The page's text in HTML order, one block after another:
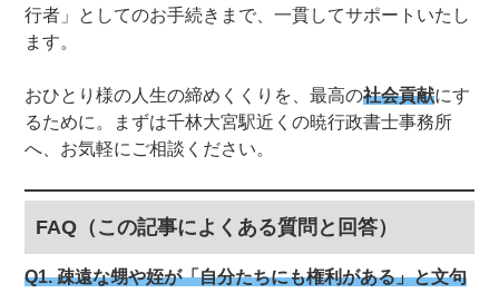
行者」としてのお手続きまで、一貫してサポートいたし
ます。
おひとり様の人生の締めくくりを、最高の社会貢献にす
るために。まずは千林大宮駅近くの暁行政書士事務所
へ、お気軽にご相談ください。
FAQ（この記事によくある質問と回答）
Q1. 疎遠な甥や姪が「自分たちにも権利がある」と文句